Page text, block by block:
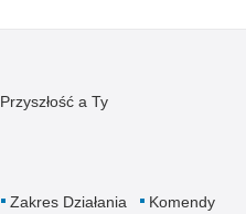
Przyszłość a Ty
Zakres Działania
Komendy